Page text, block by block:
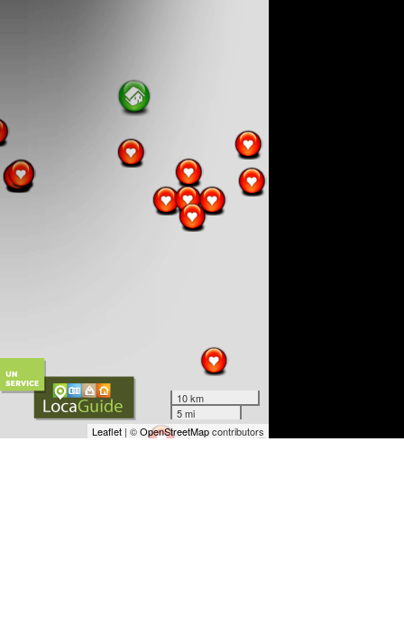
10 km
5 mi
Leaflet | ©OpenStreetMapcontributors